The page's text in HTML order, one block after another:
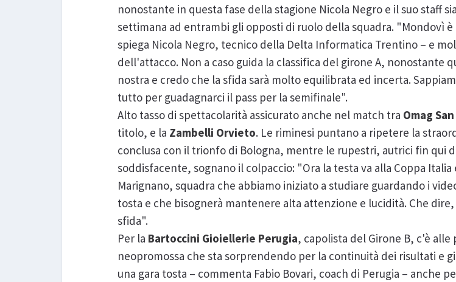
nonostante in questa fase della stagione Nicola Negro e il suo staff
settimana ad entrambi gli opposti di ruolo della squadra. "Mondovì
spiega Nicola Negro, tecnico della Delta Informatica Trentino – e
dell'attacco. Non a caso guida la classifica del girone A, nonostante
nostra e credo che la sfida sarà molto equilibrata ed incerta.
tutto per guadagnarci il pass per la semifinale".
Alto tasso di spettacolarità assicurato anche nel match tra Omag
titolo, e la Zambelli Orvieto. Le riminesi puntano a ripetere la
conclusa con il trionfo di Bologna, mentre le rupestri, autrici fin qui
soddisfacente, sognano il colpaccio: "Ora la testa va alla Coppa
Marignano, squadra che abbiamo iniziato a studiare guardando i
tosta e che bisognerà mantenere alta attenzione e lucidità. Che
sfida".
Per la Bartoccini Gioiellerie Perugia, capolista del Girone B, c'è alle
neopromossa che sta sorprendendo per la continuità dei risultati e
una gara tosta – commenta Fabio Bovari, coach di Perugia – anche